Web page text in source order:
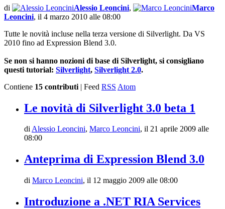
di Alessio Leoncini,
Marco
Leoncini, il 4 marzo 2010 alle 08:00
Tutte le novità incluse nella terza versione di Silverlight. Da VS
2010 fino ad Expression Blend 3.0.
Se non si hanno nozioni di base di Silverlight, si consigliano
questi tutorial: Silverlight, Silverlight 2.0.
Contiene 15 contributi | Feed RSS Atom
Le novità di Silverlight 3.0 beta 1
diAlessio Leoncini, Marco Leoncini, il 21 aprile 2009 alle
08:00
Anteprima di Expression Blend 3.0
di Marco Leoncini, il 12 maggio 2009 alle 08:00
Introduzione a .NET RIA Services